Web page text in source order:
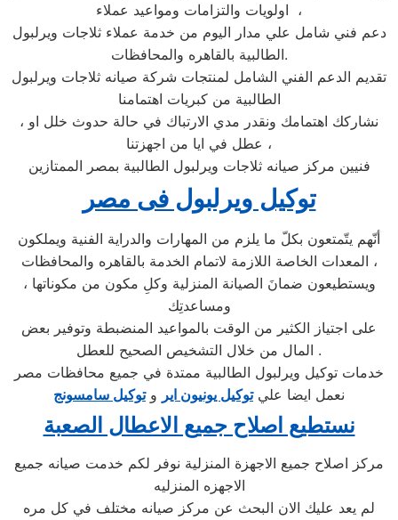
اولويات والتزامات ومواعيد عملاء ،
دعم فني شامل علي مدار اليوم من خدمة عملاء ثلاجات ويرلبول
الطالبية بالقاهره والمحافظات.
تقديم الدعم الفني الشامل لمنتجات شركة صيانه ثلاجات ويرلبول
الطالبية من كبريات اهتمامنا
، نشاركك اهتمامك ونقدر مدي الارتباك في حالة حدوث خلل او
عطل في ايا من اجهزتنا ،
فنيين مركز صيانه ثلاجات ويرلبول الطالبية بمصر الممتازين
توكيل ويرلبول فى مصر
أنّهم يتّمتعون بكلّ ما يلزم من المهارات والدراية الفنية ويملكون
المعدات الخاصة اللازمة لاتمام الخدمة بالقاهره والمحافظات ،
ويستطيعون ضمانَ الصيانة المنزلية وكلِ مكون من مكوناتها ،
ومساعدتِك
على اجتياز الكثير من الوقت بالمواعيد المنضبطة وتوفير بعض
المال من خلال التشخيص الصحيح للعطل .
خدمات توكيل ويرلبول الطالبية ممتدة في جميع محافظات مصر
نعمل ايضا عليتوكيل يونيون اير وتوكيل سامسونج
نستطيع اصلاح جميع الاعطال الصعبة
مركز اصلاح جميع الاجهزة المنزلية نوفر لكم خدمت صيانه جميع
الاجهزه المنزليه
لم يعد عليك الان البحث عن مركز صيانه مختلف في كل مره